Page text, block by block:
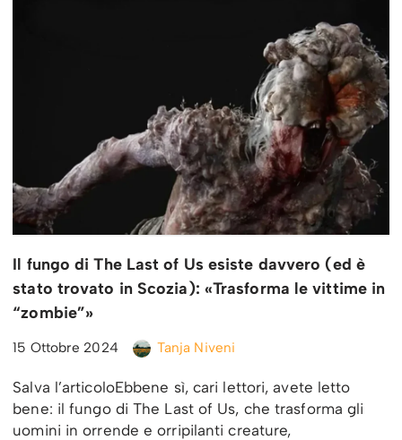
Il fungo di The Last of Us esiste davvero (ed è
stato trovato in Scozia): «Trasforma le vittime in
“zombie”»
15 Ottobre 2024 Tanja Niveni
Salva l’articoloEbbene sì, cari lettori, avete letto
bene: il fungo di The Last of Us, che trasforma gli
uomini in orrende e orripilanti creature,